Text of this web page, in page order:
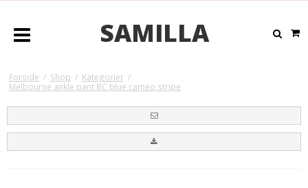
SAMILLA
Forside / Shop / Kategorier /
Melbourne ankle pant BC blue cameo stripe